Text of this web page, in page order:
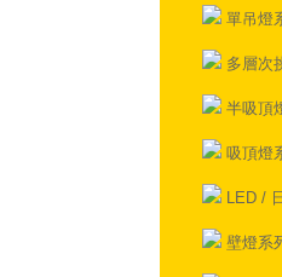
單吊燈
多層次
半吸頂
吸頂燈
LED /
壁燈系